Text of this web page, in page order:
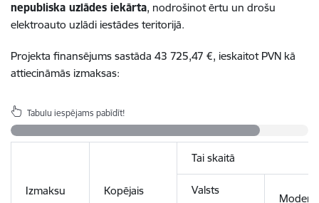
nepubliska uzlādes iekārta, nodrošinot ērtu un drošu
elektroauto uzlādi iestādes teritorijā.
Projekta finansējums sastāda 43 725,47 €, ieskaitot PVN kā
attiecināmās izmaksas:
Tabulu iespējams pabīdīt!
Izmaksu
Kopējais
Tai skaitā
Valsts